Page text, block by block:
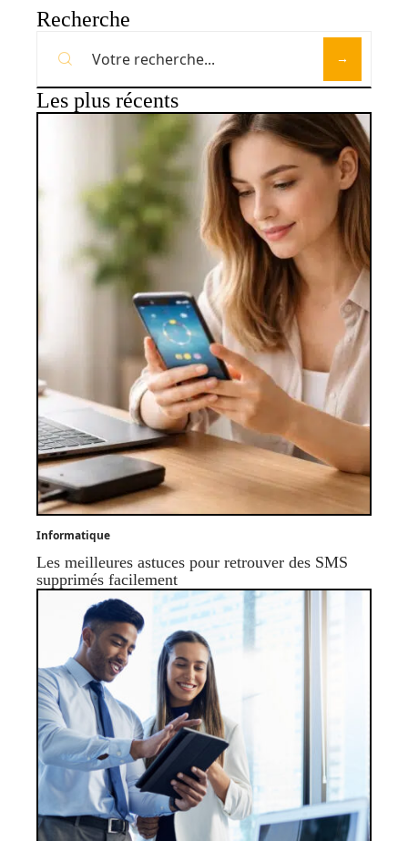
Recherche
Les plus récents
Informatique
Les meilleures astuces pour retrouver des SMS
supprimés facilement